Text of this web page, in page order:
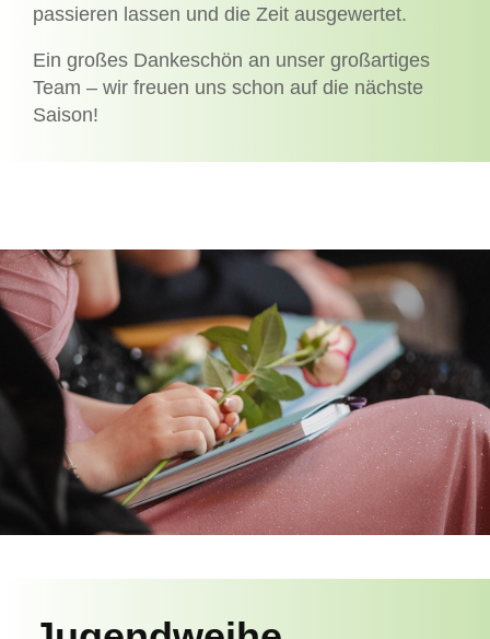
passieren lassen und die Zeit ausgewertet.
Ein großes Dankeschön an unser großartiges
Team – wir freuen uns schon auf die nächste
Saison!